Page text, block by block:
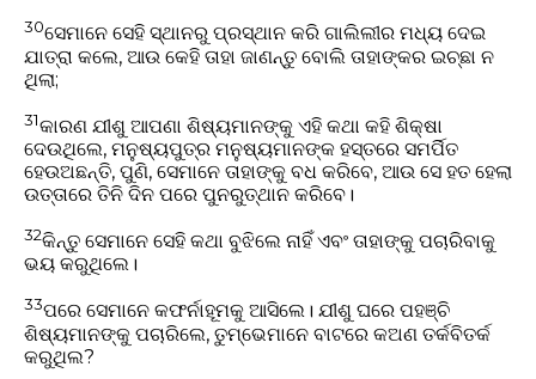
30ସେମାନେ ସେହି ସ୍ଥାନରୁ ପ୍ରସ୍ଥାନ କରି ଗାଲିଲୀର ମଧ୍ୟ ଦେଇ
ଯାତ୍ରା କଲେ, ଆଉ କେହି ତାହା ଜାଣନ୍ତୁ ବୋଲି ତାହାଙ୍କର ଇଚ୍ଛା ନ
ଥିଲା;
31କାରଣ ଯୀଶୁ ଆପଣା ଶିଷ୍ୟମାନଙ୍କୁ ଏହି କଥା କହି ଶିକ୍ଷା
ଦେଉଥିଲେ, ମନୁଷ୍ୟପୁତ୍ର ମନୁଷ୍ୟମାନଙ୍କ ହସ୍ତରେ ସମର୍ପିତ
ହେଉଅଛନ୍ତି, ପୁଣି, ସେମାନେ ତାହାଙ୍କୁ ବଧ କରିବେ, ଆଉ ସେ ହତ ହେଲା
ଉତ୍ତାରେ ତିନି ଦିନ ପରେ ପୁନରୁତ୍ଥାନ କରିବେ।
32କିନ୍ତୁ ସେମାନେ ସେହି କଥା ବୁଝିଲେ ନାହିଁ ଏବଂ ତାହାଙ୍କୁ ପଚାରିବାକୁ
ଭୟ କରୁଥିଲେ।
33ପରେ ସେମାନେ କଫର୍ନାହୂମକୁ ଆସିଲେ। ଯୀଶୁ ଘରେ ପହଞ୍ଚି
ଶିଷ୍ୟମାନଙ୍କୁ ପଚାରିଲେ, ତୁମ୍ଭେମାନେ ବାଟରେ କଅଣ ତର୍କବିତର୍କ
କରୁଥିଲ?